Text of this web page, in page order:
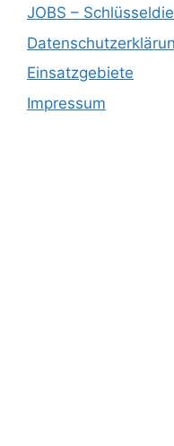
JOBS –
Einsatzgebiete
Impressum